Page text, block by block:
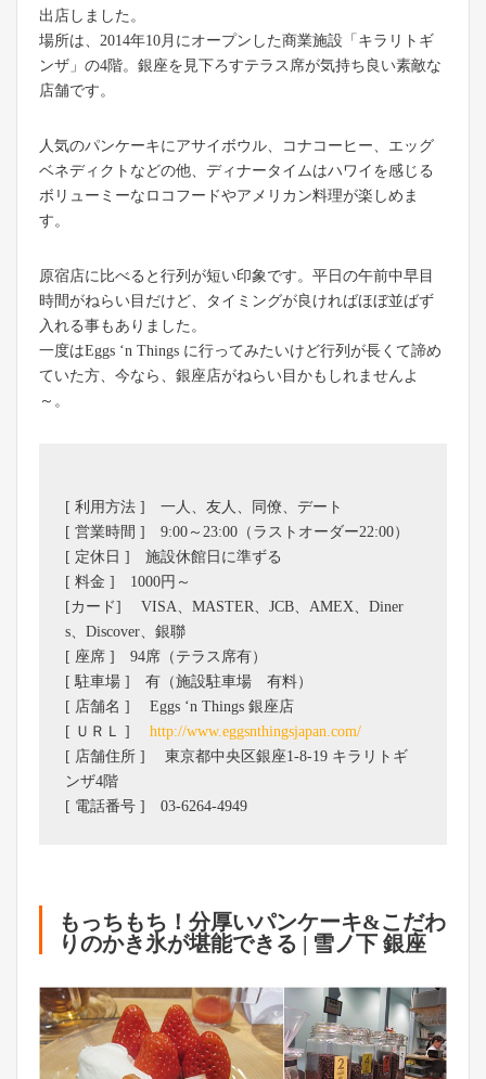
出店しました。
場所は、2014年10月にオープンした商業施設「キラリトギ
ンザ」の4階。銀座を見下ろすテラス席が気持ち良い素敵な
店舗です。
人気のパンケーキにアサイボウル、コナコーヒー、エッグ
ベネディクトなどの他、ディナータイムはハワイを感じる
ボリューミーなロコフードやアメリカン料理が楽しめま
す。
原宿店に比べると行列が短い印象です。平日の午前中早目
時間がねらい目だけど、タイミングが良ければほぼ並ばず
入れる事もありました。
一度はEggs ‘n Things に行ってみたいけど行列が長くて諦め
ていた方、今なら、銀座店がねらい目かもしれませんよ
～。
[ 利用方法 ] 一人、友人、同僚、デート
[ 営業時間 ] 9:00～23:00（ラストオーダー22:00）
[ 定休日 ] 施設休館日に準ずる
[ 料金 ] 1000円～
[カード] VISA、MASTER、JCB、AMEX、Diner
s、Discover、銀聯
[ 座席 ] 94席（テラス席有）
[ 駐車場 ] 有（施設駐車場 有料）
[ 店舗名 ] Eggs ‘n Things 銀座店
[ ＵＲＬ ] http://www.eggsnthingsjapan.com/
[ 店舗住所 ] 東京都中央区銀座1-8-19 キラリトギ
ンザ4階
[ 電話番号 ] 03-6264-4949
もっちもち！分厚いパンケーキ&こだわ
りのかき氷が堪能できる | 雪ノ下 銀座